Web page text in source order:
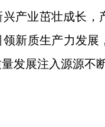
产业茁壮成长
新质生产力发
发展注入源源不